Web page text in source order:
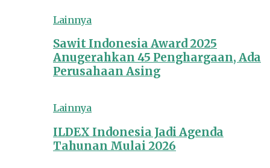
Lainnya
Sawit Indonesia Award 2025
Anugerahkan 45 Penghargaan, Ada
Perusahaan Asing
Lainnya
ILDEX Indonesia Jadi Agenda
Tahunan Mulai 2026